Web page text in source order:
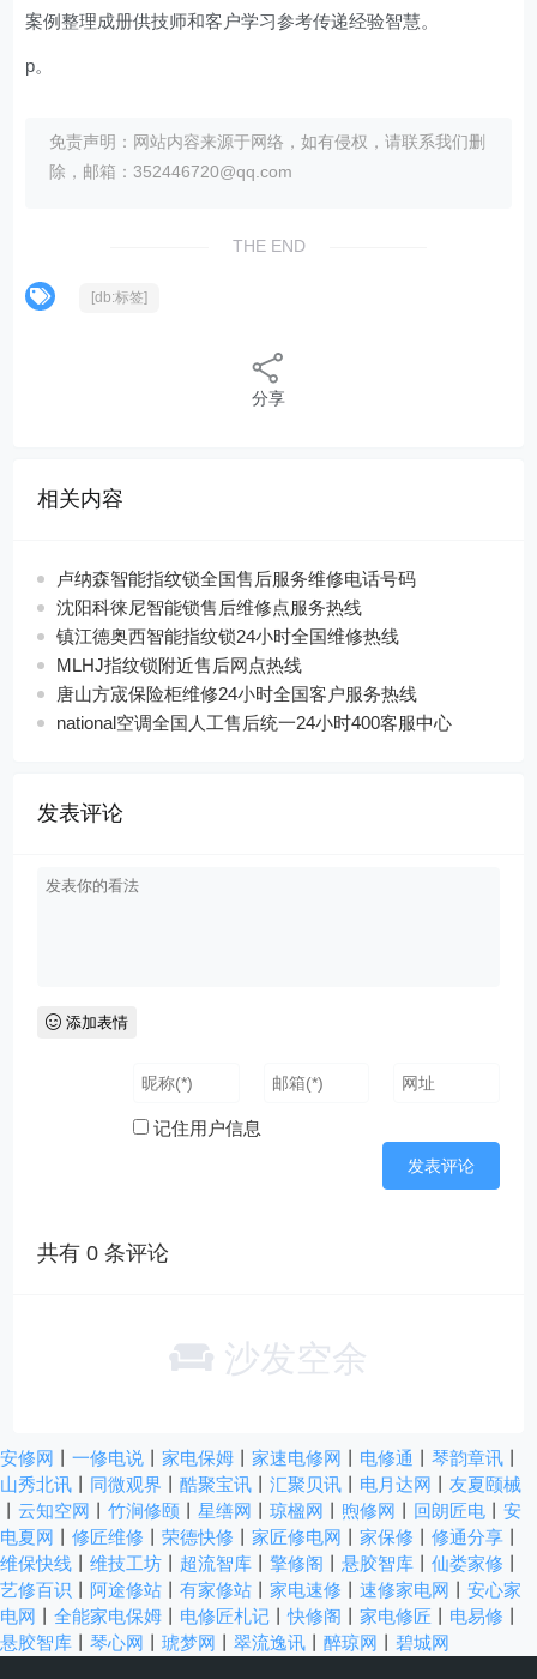
案例整理成册供技师和客户学习参考传递经验智慧。
p。
免责声明：网站内容来源于网络，如有侵权，请联系我们删
除，邮箱：352446720@qq.com
THE END
[db:标签]
分享
相关内容
卢纳森智能指纹锁全国售后服务维修电话号码
沈阳科徕尼智能锁售后维修点服务热线
镇江德奥西智能指纹锁24小时全国维修热线
MLHJ指纹锁附近售后网点热线
唐山方宬保险柜维修24小时全国客户服务热线
national空调全国人工售后统一24小时400客服中心
发表评论
添加表情
记住用户信息
共有0 条评论
沙发空余
安修网 一修电说 家电保姆 家速电修网 电修通 琴韵章讯
山秀北讯
同微观界 酷聚宝讯 汇聚贝讯 电月达网
友夏颐械
云知空网 竹涧修颐 星缮网 琼楹网 煦修网 回朗匠电
安
电夏网
修匠维修 荣德快修 家匠修电网 家保修 修通分享
维保快线
维技工坊 超流智库 擎修阁 悬胶智库 仙娄家修
艺修百识
阿途修站 有家修站 家电速修 速修家电网
安心家
电网
全能家电保姆 电修匠札记 丨快修阁 家电修匠 电易修
悬胶智库
琴心网 琥梦网 翠流逸讯 醉琼网 碧城网